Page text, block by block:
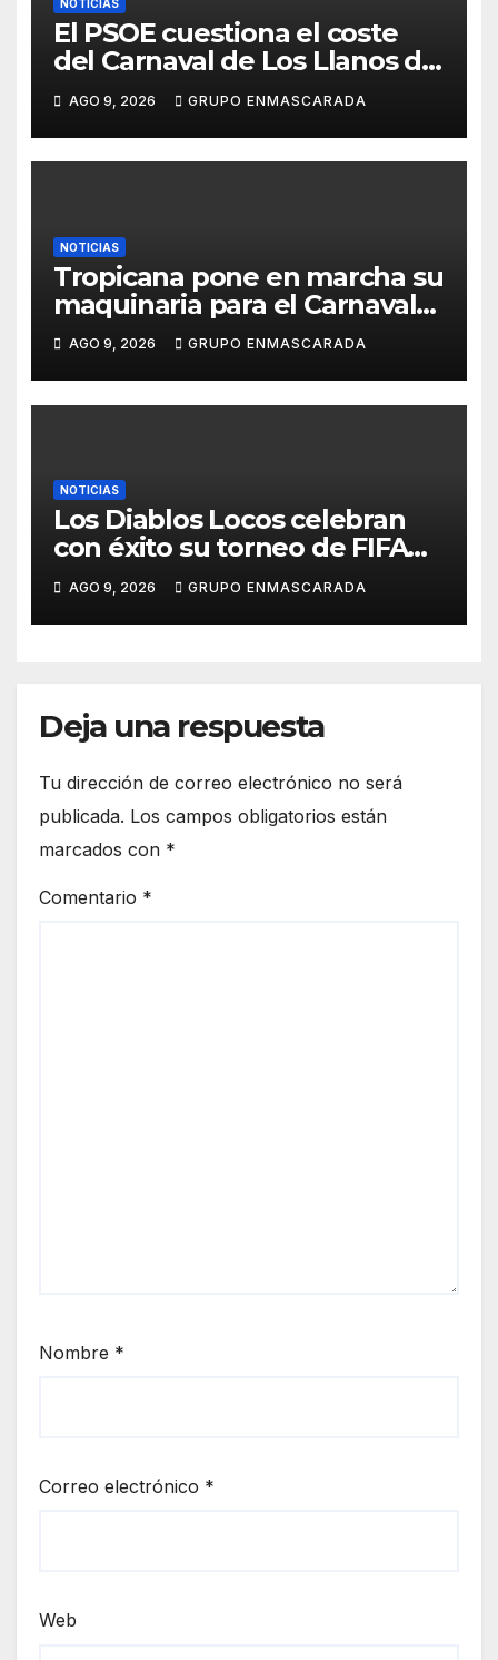
NOTICIAS
El PSOE cuestiona el coste
del Carnaval de Los Llanos de
Aridane y reclama mayor
control del gasto municipal
AGO 9, 2026 GRUPO ENMASCARADA
NOTICIAS
Tropicana pone en marcha su
maquinaria para el Carnaval
2027 con los primeros
ensayos de Lucas Darias
AGO 9, 2026 GRUPO ENMASCARADA
NOTICIAS
Los Diablos Locos celebran
con éxito su torneo de FIFA
durante el verano
AGO 9, 2026 GRUPO ENMASCARADA
Deja una respuesta
Tu dirección de correo electrónico no será
publicada. Los campos obligatorios están
marcados con *
Comentario *
Nombre *
Correo electrónico *
Web